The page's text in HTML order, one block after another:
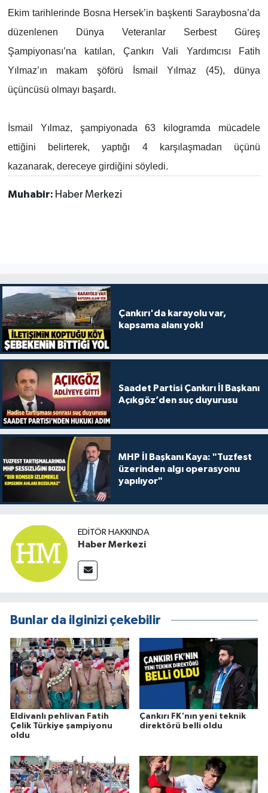
Ekim tarihlerinde Bosna Hersek’in başkenti Saraybosna’da
düzenlenen Dünya Veteranlar Serbest Güreş
Şampiyonası’na katılan, Çankırı Vali Yardımcısı Fatih
Yılmaz’ın makam şöförü İsmail Yılmaz (45), dünya
üçüncüsü olmayı başardı.
İsmail Yılmaz, şampiyonada 63 kilogramda mücadele
ettiğini belirterek, yaptığı 4 karşılaşmadan üçünü
kazanarak, dereceye girdiğini söyledi.
Muhabir: Haber Merkezi
Çankırı'da karayolu var,
kapsama alanı yok!
Saadet Partisi Çankırı İl Başkanı
Açıkgöz’den suç duyurusu
MHP İl Başkanı Kaya: "Tuzfest
üzerinden algı operasyonu
yapılıyor"
EDITÖR HAKKINDA
Haber Merkezi
Bunlar da ilginizi çekebilir
Eldivanlı pehlivan Fatih
Çelik Türkiye şampiyonu
oldu
Çankırı FK'nın yeni teknik
direktörü belli oldu
TÜRKİYE
DÜNYA